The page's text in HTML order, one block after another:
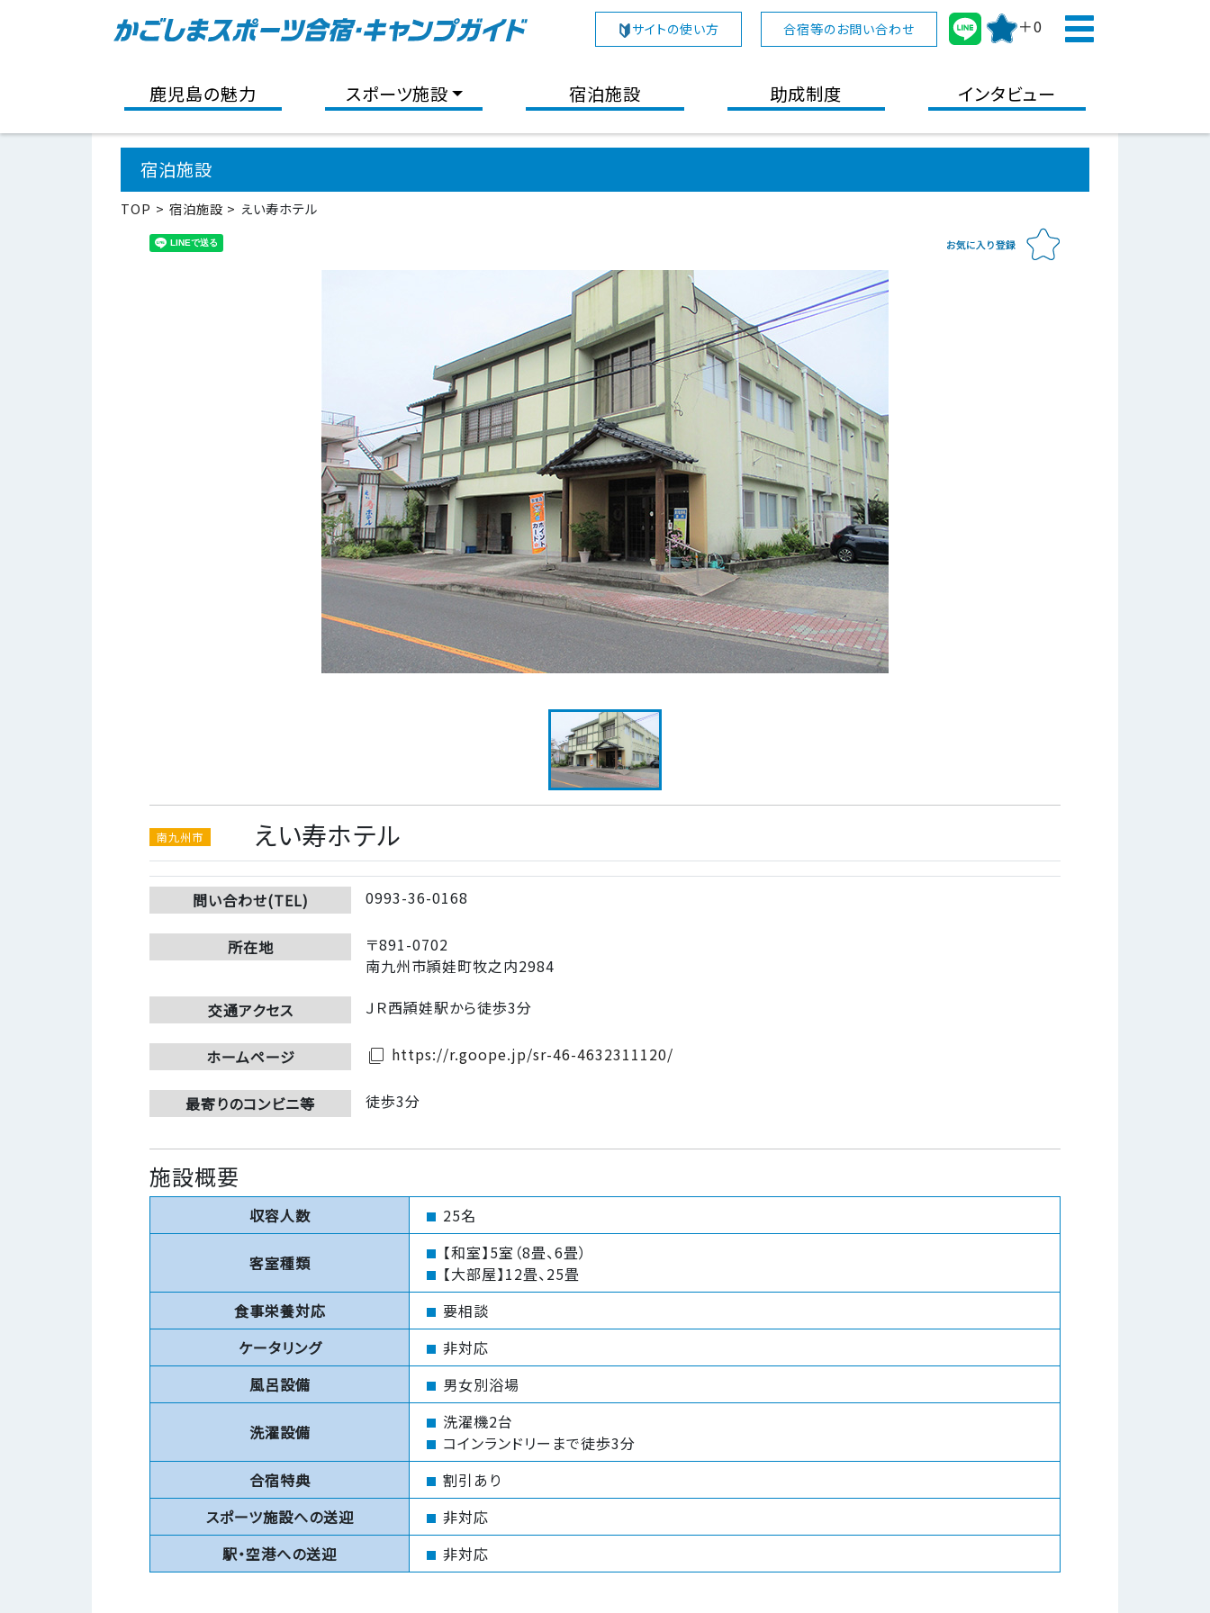
サイトの使い方 合宿等のお問い合わせ ＋0
鹿児島の魅力 スポーツ施設 宿泊施設 助成制度 インタビュー
宿泊施設
TOP 宿泊施設 えい寿ホテル
南九州市 えい寿ホテル
問い合わせ(TEL) 0993-36-0168
所在地
〒891-0702
南九州市頴娃町牧之内2984
交通アクセス ＪＲ西頴娃駅から徒歩3分
ホームページ filter_none https://r.goope.jp/sr-46-4632311120/
最寄りのコンビニ等 徒歩3分
施設概要
収容人数 25名
客室種類
【和室】5室（8畳、6畳）
【大部屋】12畳、25畳
食事栄養対応
要相談
ケータリング
非対応
風呂設備
男女別浴場
洗濯設備
洗濯機2台
コインランドリーまで徒歩3分
合宿特典
割引あり
スポーツ施設への送迎
非対応
駅・空港への送迎
非対応